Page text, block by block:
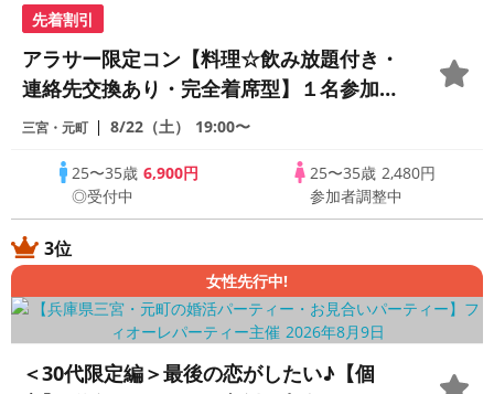
先着割引
アラサー限定コン【料理☆飲み放題付き・
連絡先交換あり・完全着席型】１名参加多
数・初参加も大歓迎☆プレイワークス主催
三宮・元町 8/22（土） 19:00〜
25〜35歳6,900円
◎受付中
25〜35歳 2,480円
参加者調整中
3位
女性先行中!
＜30代限定編＞最後の恋がしたい♪【個